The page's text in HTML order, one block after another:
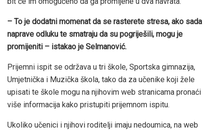
– To je dodatni momenat da se rasterete stresa, ako sada
naprave odluku te smatraju da su pogriješili, mogu je
promijeniti – istakao je Selmanović.
Prijemni ispit se održava u tri škole, Sportska gimnazija,
Umjetnička i Muzička škola, tako da za učenike koji žele
upisati te škole mogu na njihovim web stranicama pronaći
više informacija kako pristupiti prijemnom ispitu.
Ukoliko učenici i njihovi roditelji imaju nedoumica, na web